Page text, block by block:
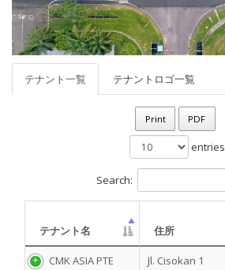
テナント一覧 テナントロゴ一覧
Print PDF
entries
Search:
テナント名 住所
CMK ASIA PTE
Jl. Cisokan 1